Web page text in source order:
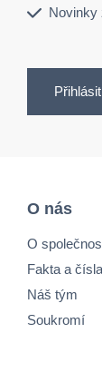
Novinky
O nás
O
Fakta a čísla
Náš tým
Soukromí